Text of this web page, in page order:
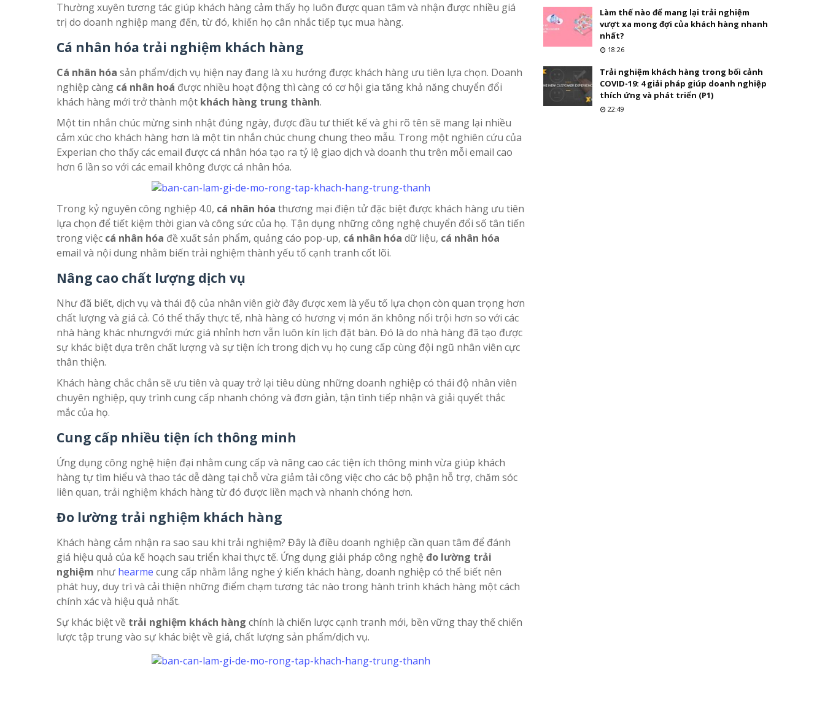
Thường xuyên tương tác giúp khách hàng cảm thấy họ luôn được quan tâm và nhận được nhiều giá
trị do doanh nghiệp mang đến, từ đó, khiến họ cân nhắc tiếp tục mua hàng.
Cá nhân hóa trải nghiệm khách hàng
Cá nhân hóa sản phẩm/dịch vụ hiện nay đang là xu hướng được khách hàng ưu tiên lựa chọn. Doanh
nghiệp càng cá nhân hoá được nhiều hoạt động thì càng có cơ hội gia tăng khả năng chuyển đổi
khách hàng mới trở thành một khách hàng trung thành.
Một tin nhắn chúc mừng sinh nhật đúng ngày, được đầu tư thiết kế và ghi rõ tên sẽ mang lại nhiều
cảm xúc cho khách hàng hơn là một tin nhắn chúc chung chung theo mẫu. Trong một nghiên cứu của
Experian cho thấy các email được cá nhân hóa tạo ra tỷ lệ giao dịch và doanh thu trên mỗi email cao
hơn 6 lần so với các email không được cá nhân hóa.
Trong kỷ nguyên công nghiệp 4.0, cá nhân hóa thương mại điện tử đặc biệt được khách hàng ưu tiên
lựa chọn để tiết kiệm thời gian và công sức của họ. Tận dụng những công nghệ chuyển đổi số tân tiến
trong việc cá nhân hóa đề xuất sản phẩm, quảng cáo pop-up, cá nhân hóa dữ liệu, cá nhân hóa
email và nội dung nhằm biến trải nghiệm thành yếu tố cạnh tranh cốt lõi.
Nâng cao chất lượng dịch vụ
Như đã biết, dịch vụ và thái độ của nhân viên giờ đây được xem là yếu tố lựa chọn còn quan trọng hơn
chất lượng và giá cả. Có thể thấy thực tế, nhà hàng có hương vị món ăn không nổi trội hơn so với các
nhà hàng khác nhưngvới mức giá nhỉnh hơn vẫn luôn kín lịch đặt bàn. Đó là do nhà hàng đã tạo được
sự khác biệt dựa trên chất lượng và sự tiện ích trong dịch vụ họ cung cấp cùng đội ngũ nhân viên cực
thân thiện.
Khách hàng chắc chắn sẽ ưu tiên và quay trở lại tiêu dùng những doanh nghiệp có thái độ nhân viên
chuyên nghiệp, quy trình cung cấp nhanh chóng và đơn giản, tận tình tiếp nhận và giải quyết thắc
mắc của họ.
Cung cấp nhiều tiện ích thông minh
Ứng dụng công nghệ hiện đại nhằm cung cấp và nâng cao các tiện ích thông minh vừa giúp khách
hàng tự tìm hiểu và thao tác dễ dàng tại chỗ vừa giảm tải công việc cho các bộ phận hỗ trợ, chăm sóc
liên quan, trải nghiệm khách hàng từ đó được liền mạch và nhanh chóng hơn.
Đo lường trải nghiệm khách hàng
Khách hàng cảm nhận ra sao sau khi trải nghiệm? Đây là điều doanh nghiệp cần quan tâm để đánh
giá hiệu quả của kế hoạch sau triển khai thực tế. Ứng dụng giải pháp công nghệ đo lường trải
nghiệm như hearme cung cấp nhằm lắng nghe ý kiến khách hàng, doanh nghiệp có thể biết nên
phát huy, duy trì và cải thiện những điểm chạm tương tác nào trong hành trình khách hàng một cách
chính xác và hiệu quả nhất.
Sự khác biệt về trải nghiệm khách hàng chính là chiến lược cạnh tranh mới, bền vững thay thế chiến
lược tập trung vào sự khác biệt về giá, chất lượng sản phẩm/dịch vụ.
Làm thế nào để mang lại trải nghiệm
vượt xa mong đợi của khách hàng nhanh
nhất?
18:26
Trải nghiệm khách hàng trong bối cảnh
COVID-19: 4 giải pháp giúp doanh nghiệp
thích ứng và phát triển (P1)
22:49